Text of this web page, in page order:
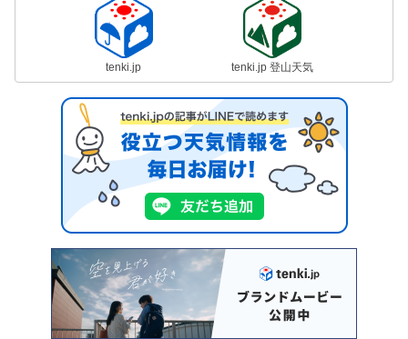
tenki.jp tenki.jp 登山天気